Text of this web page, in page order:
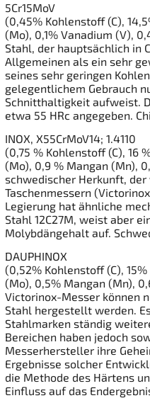
5Cr15MoV
(0,45% Kohlenstoff (C),
(Mo), 0,1% Vanadium (V),
Stahl, der hauptsächlich in
Allgemeinen als ein sehr
seines sehr geringen
gelegentlichem Gebrauch
Schnitthaltigkeit aufweist.
etwa 55 HRc angegeben.
INOX, X55CrMoV14; 1.4110
(0,75 % Kohlenstoff (C), 16
(Mo), 0,9 % Mangan (Mn),
schwedischer Herkunft, der
Taschenmessern
Legierung hat ähnliche
Stahl 12C27M, weist aber
Molybdängehalt auf.
DAUPHINOX
(0,52% Kohlenstoff (C),
(Mo), 0,5% Mangan (Mn),
Victorinox-Messer können
Stahl hergestellt werden.
Stahlmarken ständig
Bereichen haben jedoch
Messerhersteller ihre
Ergebnisse solcher
die Methode des Härtens
Einfluss auf das